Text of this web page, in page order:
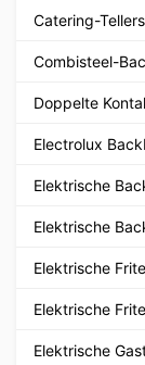
Catering-
Combisteel-
Doppelte
Electrolux
Elektrische
Elektrische
Elektrische
Elektrische
Elektrische